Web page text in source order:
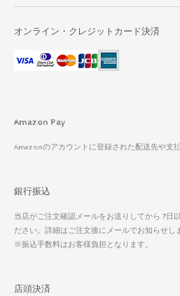
オンライン・クレジットカード決済
Amazon Pay
Amazonのアカウントに登録された配送先や支
銀行振込
当店がご注文確認メールをお送りしてから 7日
ださい。詳細はご注文後にメールでお知らせし
※振込手数料はお客様負担となります。
店頭決済